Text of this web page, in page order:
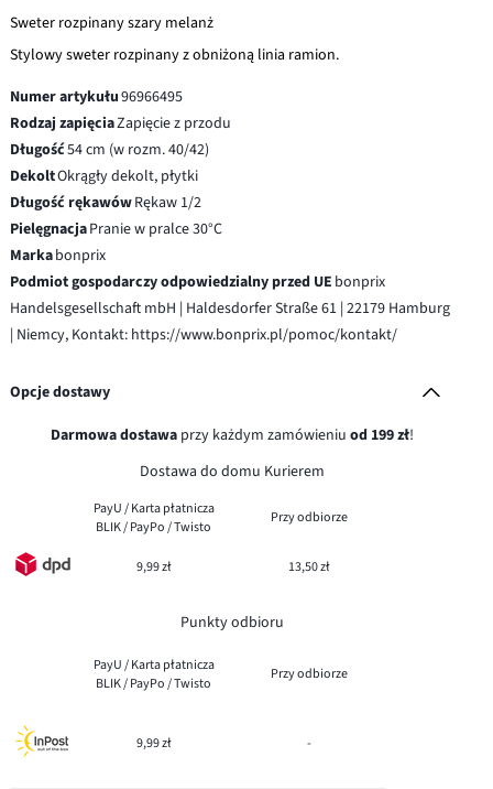
Sweter rozpinany szary melanż
Stylowy sweter rozpinany z obniżoną linia ramion.
Numer artykułu96966495
Rodzaj zapięciaZapięcie z przodu
Długość54 cm (w rozm. 40/42)
DekoltOkrągły dekolt, płytki
Długość rękawówRękaw 1/2
PielęgnacjaPranie w pralce 30°C
Markabonprix
Podmiot gospodarczy odpowiedzialny przed UE bonprix
Handelsgesellschaft mbH | Haldesdorfer Straße 61 | 22179 Hamburg
| Niemcy, Kontakt: https://www.bonprix.pl/pomoc/kontakt/
Opcje dostawy
Darmowa dostawaprzy każdym zamówieniu od 199 zł!
Dostawa do domu Kurierem
PayU / Karta płatnicza
BLIK / PayPo / Twisto
Przy odbiorze
9,99 zł 13,50 zł
Punkty odbioru
PayU / Karta płatnicza
BLIK / PayPo / Twisto
Przy odbiorze
9,99 zł -